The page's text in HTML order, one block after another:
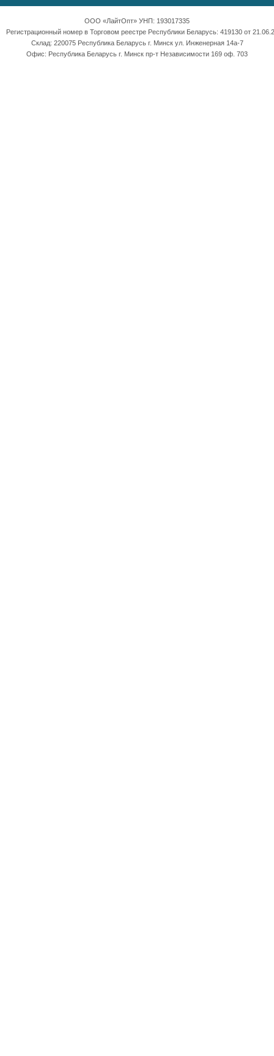
ООО «ЛайтОпт» УНП: 193017335
Регистрационный номер в Торговом реестре Республики Беларусь: 419130 от
Склад: 220075 Республика Беларусь г. Минск ул. Инженерная 14а-7
Офис: Республика Беларусь г. Минск пр-т Независимости 169 оф. 703